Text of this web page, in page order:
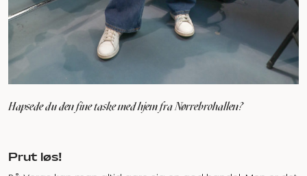
Hapsede du den fine taske med hjem fra Nørrebrohallen?
Prut løs!